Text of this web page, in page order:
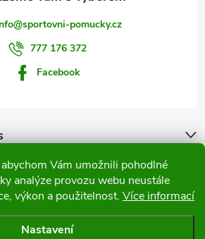
Vám umožnili pohodlné
analýze provozu webu neustále
výkon a použitelnost. Více informací
Nastavení
@sportovni-pomucky.cz
777 176 372
Facebook
platby